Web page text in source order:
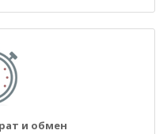
и обмен